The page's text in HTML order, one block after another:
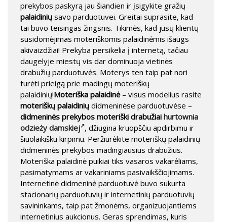
prekybos paskyrą jau šiandien ir įsigykite gražių
palaidinių savo parduotuvei. Greitai suprasite, kad
tai buvo teisingas žingsnis. Tikimės, kad jūsų klientų
susidomėjimas moteriškomis palaidinėmis išaugs
akivaizdžiai! Prekyba persikelia į internetą, tačiau
daugelyje miestų vis dar dominuoja vietinės
drabužių parduotuvės. Moterys ten taip pat nori
turėti prieigą prie madingų moteriškų
palaidinių!Moteriška palaidinė– visus modelius rasite
moteriškų palaidinių didmeninėse parduotuvėse –
didmeninės prekybos moteriški drabužiai hurtownia
odzieży damskiej , džiugina kruopščiu apdirbimu ir
šiuolaikišku kirpimu. Peržiūrėkite moteriškų palaidinių
didmeninės prekybos madingiausius drabužius.
Moteriška palaidinė puikiai tiks vasaros vakarėliams,
pasimatymams ar vakariniams pasivaikščiojimams.
Internetinė didmeninė parduotuvė buvo sukurta
stacionarių parduotuvių ir internetinių parduotuvių
savininkams, taip pat žmonėms, organizuojantiems
internetinius aukcionus. Geras sprendimas, kuris